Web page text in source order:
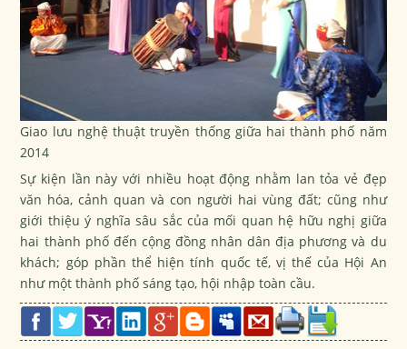
Giao lưu nghệ thuật truyền thống giữa hai thành phố năm
2014
Sự kiện lần này với nhiều hoạt động nhằm lan tỏa vẻ đẹp
văn hóa, cảnh quan và con người hai vùng đất; cũng như
giới thiệu ý nghĩa sâu sắc của mối quan hệ hữu nghị giữa
hai thành phố đến cộng đồng nhân dân địa phương và du
khách; góp phần thể hiện tính quốc tế, vị thế của Hội An
như một thành phố sáng tạo, hội nhập toàn cầu.